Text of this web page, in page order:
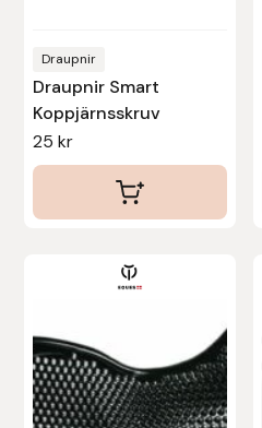
Draupnir
Draupnir Smart
Koppjärnsskruv
25kr
produktsidan